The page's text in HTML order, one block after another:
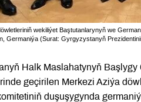
wekiliýet Baştutanlarynyň we
Germaniýa (Surat: Gyrgyzystanyň
Halk Maslahatynyň
geçirilen Merkezi Aziýa
duşuşygynda